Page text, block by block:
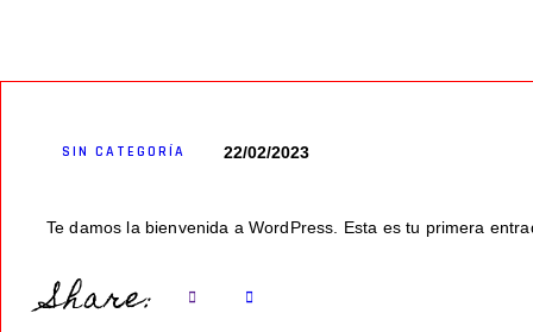
SIN CATEGORÍA 22/02/2023
Te damos la bienvenida a WordPress. Esta es tu primera
Share: